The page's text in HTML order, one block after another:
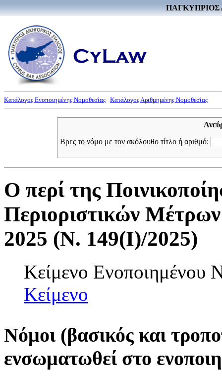
ΠΑΓΚΥΠΡΙΟΣ
Κατάλογος Ενοποιημένης Νομοθεσίας Κατάλογος Αριθμημένης Νομοθεσίας
Βρες το νόμο με τον ακόλουθο τίτλο ή αριθμό:
Ο περί της
Περιοριστικών
2025 (Ν. 149(I)/2025)
Κείμενο
Κείμενο
Νόμοι (βασικός και
ενσωματωθεί στο